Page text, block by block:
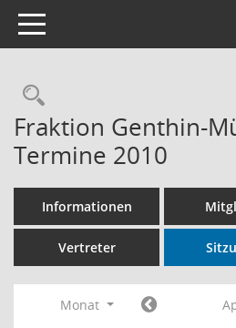
Toggle navigation
Rechercheauswahl
Fraktion Genthin-
Termine 2010
Informationen
Vertreter
Monat